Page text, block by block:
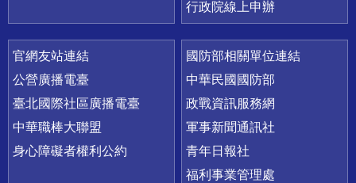
行政院線上申辦
官網友站連結
公營廣播電臺
臺北國際社區廣播電臺
中華職棒大聯盟
身心障礙者權利公約
國防部相關單位連結
中華民國國防部
政戰資訊服務網
軍事新聞通訊社
青年日報社
福利事業管理處